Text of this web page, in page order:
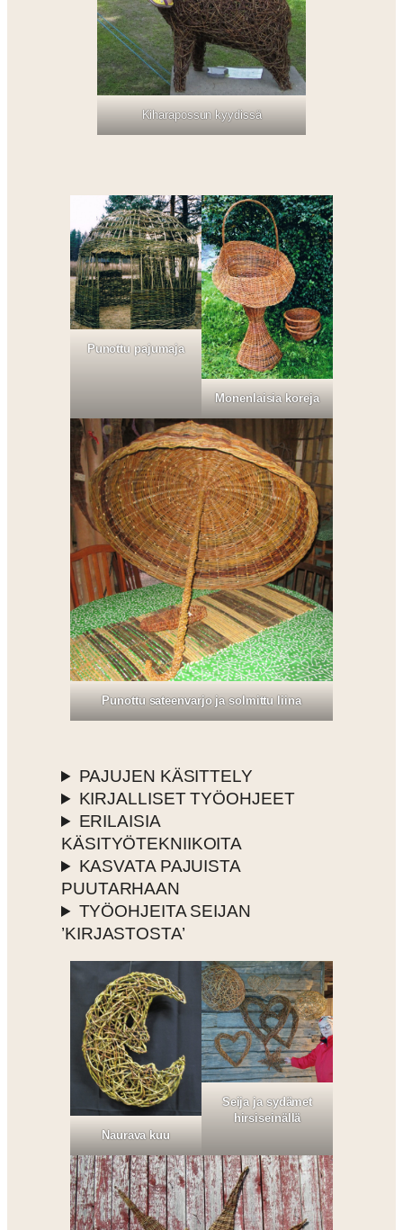
Kiharapossun kyydissä
Punottu pajumaja
Monenlaisia koreja
Punottu sateenvarjo ja solmittu liina
PAJUJEN KÄSITTELY
KIRJALLISET TYÖOHJEET
ERILAISIA
KÄSITYÖTEKNIIKOITA
KASVATA PAJUISTA
PUUTARHAAN
TYÖOHJEITA SEIJAN
’KIRJASTOSTA’
Naurava kuu
Seija ja sydämet
hirsiseinällä